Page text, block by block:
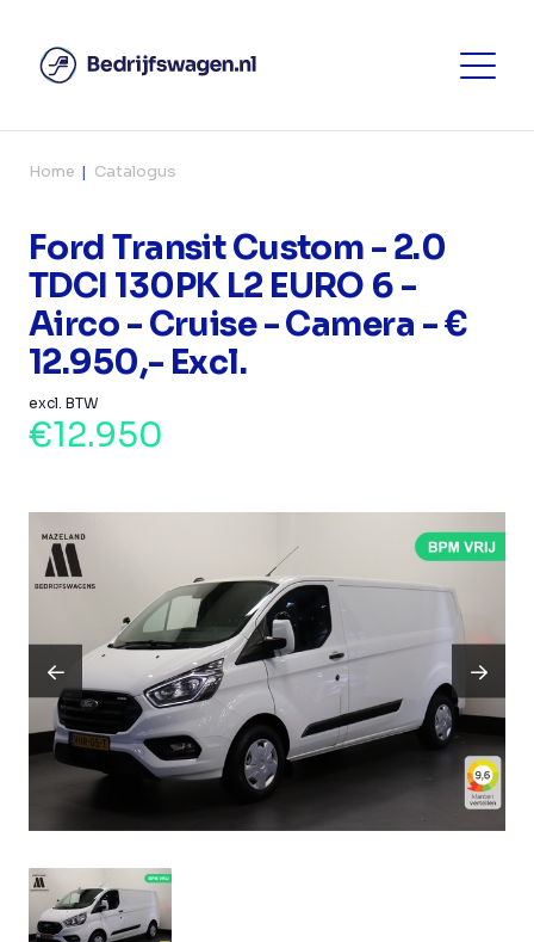
Home Catalogus
Ford Transit Custom - 2.0
TDCI 130PK L2 EURO 6 -
Airco - Cruise - Camera - €
12.950,- Excl.
excl. BTW
€12.950